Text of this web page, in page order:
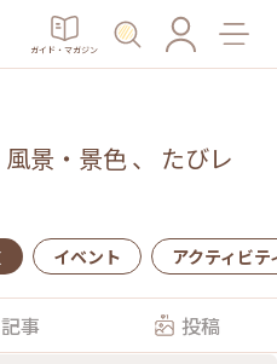
ガイド・マガジン
風景・景色、 たびレ
イベント アクティビテ
記事 投稿